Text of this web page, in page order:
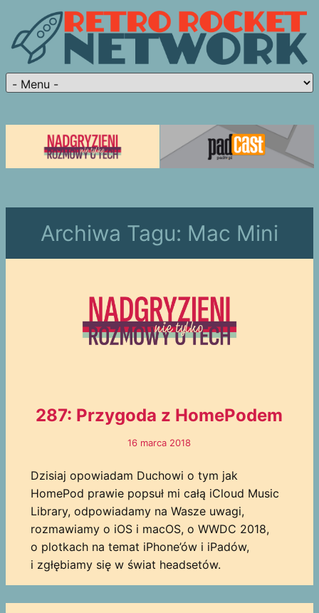
Archiwa Tagu: Mac Mini
287: Przygoda z HomePodem
16 marca 2018
Dzisiaj opowiadam Duchowi o tym jak
HomePod prawie popsuł mi całą iCloud Music
Library, odpowiadamy na Wasze uwagi,
rozmawiamy o iOS i macOS, o WWDC 2018,
o plotkach na temat iPhone’ów i iPadów,
i zgłębiamy się w świat headsetów.